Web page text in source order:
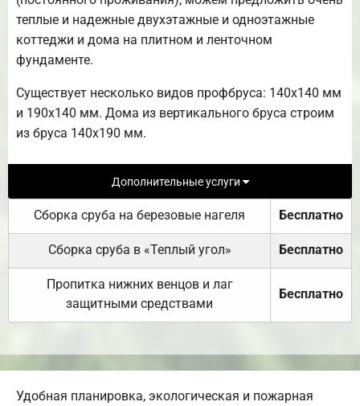
теплые и надежные двухэтажные и одноэтажные
коттеджи и дома на плитном и ленточном
фундаменте.
Существует несколько видов профбруса: 140х140 мм
и 190х140 мм. Дома из вертикального бруса строим
из бруса 140х190 мм.
Дополнительные услуги
Сборка сруба на березовые нагеля Бесплатно
Сборка сруба в «Теплый угол» Бесплатно
Пропитка нижних венцов и лаг
защитными средствами
Бесплатно
Удобная планировка, экологическая и пожарная